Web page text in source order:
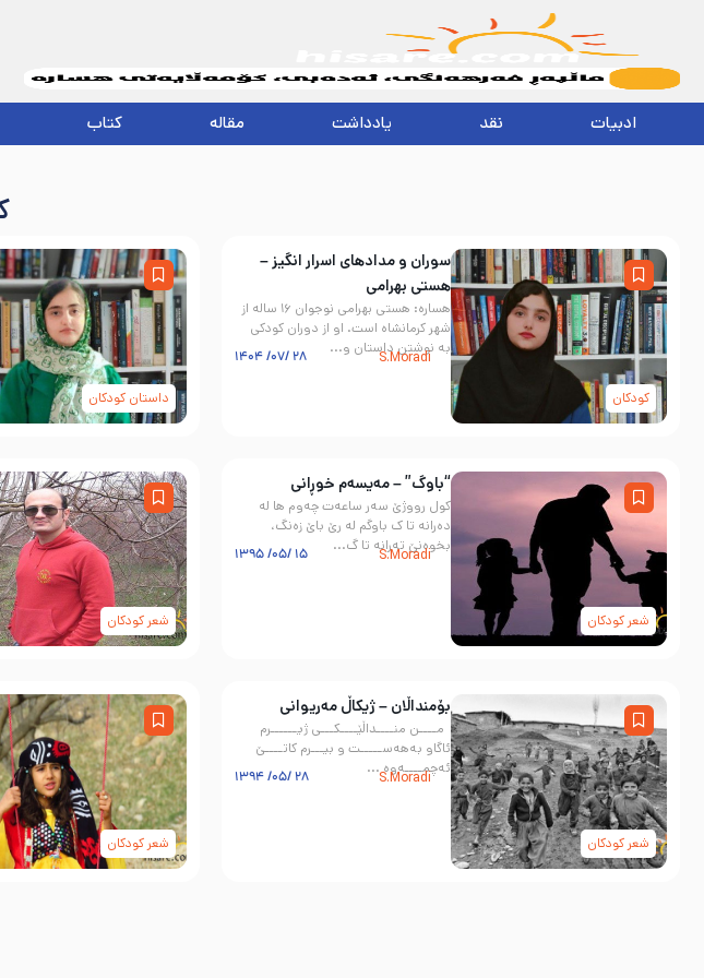
ادبیات نقد یادداشت مقاله کتاب
کودکان
سوران و مدادهای اسرار انگیز –
هستی بهرامی
هساره: هستی بهرامی نوجوان ۱۶ ساله از
شهر کرمانشاه است. او از دوران کودکی
به نوشتن داستان و...
S.Moradi ۲۸ /۰۷/ ۱۴۰۴
داستان کودکان
شعر کودکان
“باوگ” – مەیسەم خوڕانی
كول رووژێ سه‌ر ساعه‌ت چه‌وم ها له
ده‌رانه تا ک باوگم له رێ باێ زه‌نگ،
بخوه‌نێ ته‌رانه تا گ...
S.Moradi ۱۵ /۰۵/ ۱۳۹۵
شعر کودکان
شعر کودکان
بۆمنداڵان – ژیکاڵ مەریوانی
مــــن منــــداڵێــــکـــی ژیــــــرم
ئاگاو بەهەســـــت و بیـــرم کاتــــێ
ئەچمــــەوه ...
S.Moradi ۲۸ /۰۵/ ۱۳۹۴
شعر کودکان